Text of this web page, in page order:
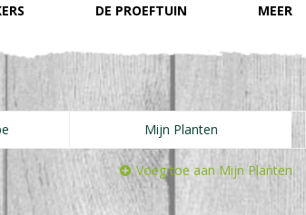
DE PROEFTUIN MEER
Mijn Planten
Voeg toe aan Mijn Planten